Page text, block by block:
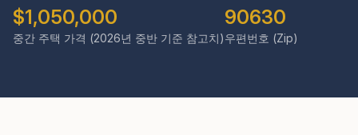
$1,050,000
중간 주택 가격 (2026년 중반 기준 참고치)
90630
우편번호 (Zip)